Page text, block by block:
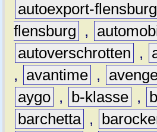
autoexport-flensburg
flensburg
,
autoverschrotten
,
,
avantime ,
aygo , b-klasse ,
barchetta ,